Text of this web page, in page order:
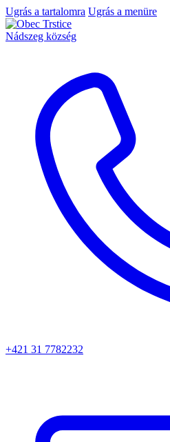
Ugrás a tartalomra Ugrás a menüre
Nádszeg község
+421 31 7782232